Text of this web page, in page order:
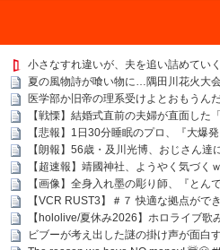
小さなすれ違いが、夫を追い詰めていく
夏の風物詩が喰い物に…隅田川花火大
医学部か旧帝の理系受けよとおもうん
【戦慄】結婚式直前の夫婦が直面し
【悲報】1日30分睡眠のプロ、『大爆
【朗報】56歳・及川光博、おじさん
【超速報】靖國神社、ようやく気づく
【画像】全身入れ墨の彫り師、『と
【VCR RUST3】＃７ 快適な拠点がで
【hololive/夏休み2026】ホロライブ
ビブーが考え出した謎の掛け声が面白